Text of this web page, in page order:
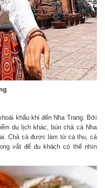
khẩu khi đến Nha Trang. Bởi
du lịch khác, bún chả cá Nha
Chả cá được làm từ cá thu, cá
vắt để du khách có thể nhìn